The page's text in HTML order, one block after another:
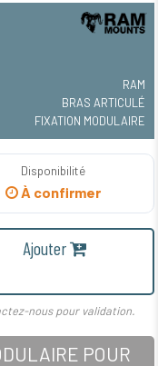
RAM
BRAS ARTICULÉ
FIXATION MODULAIRE
Disponibilité
À confirmer
Ajouter
nous pour validation.
POUR